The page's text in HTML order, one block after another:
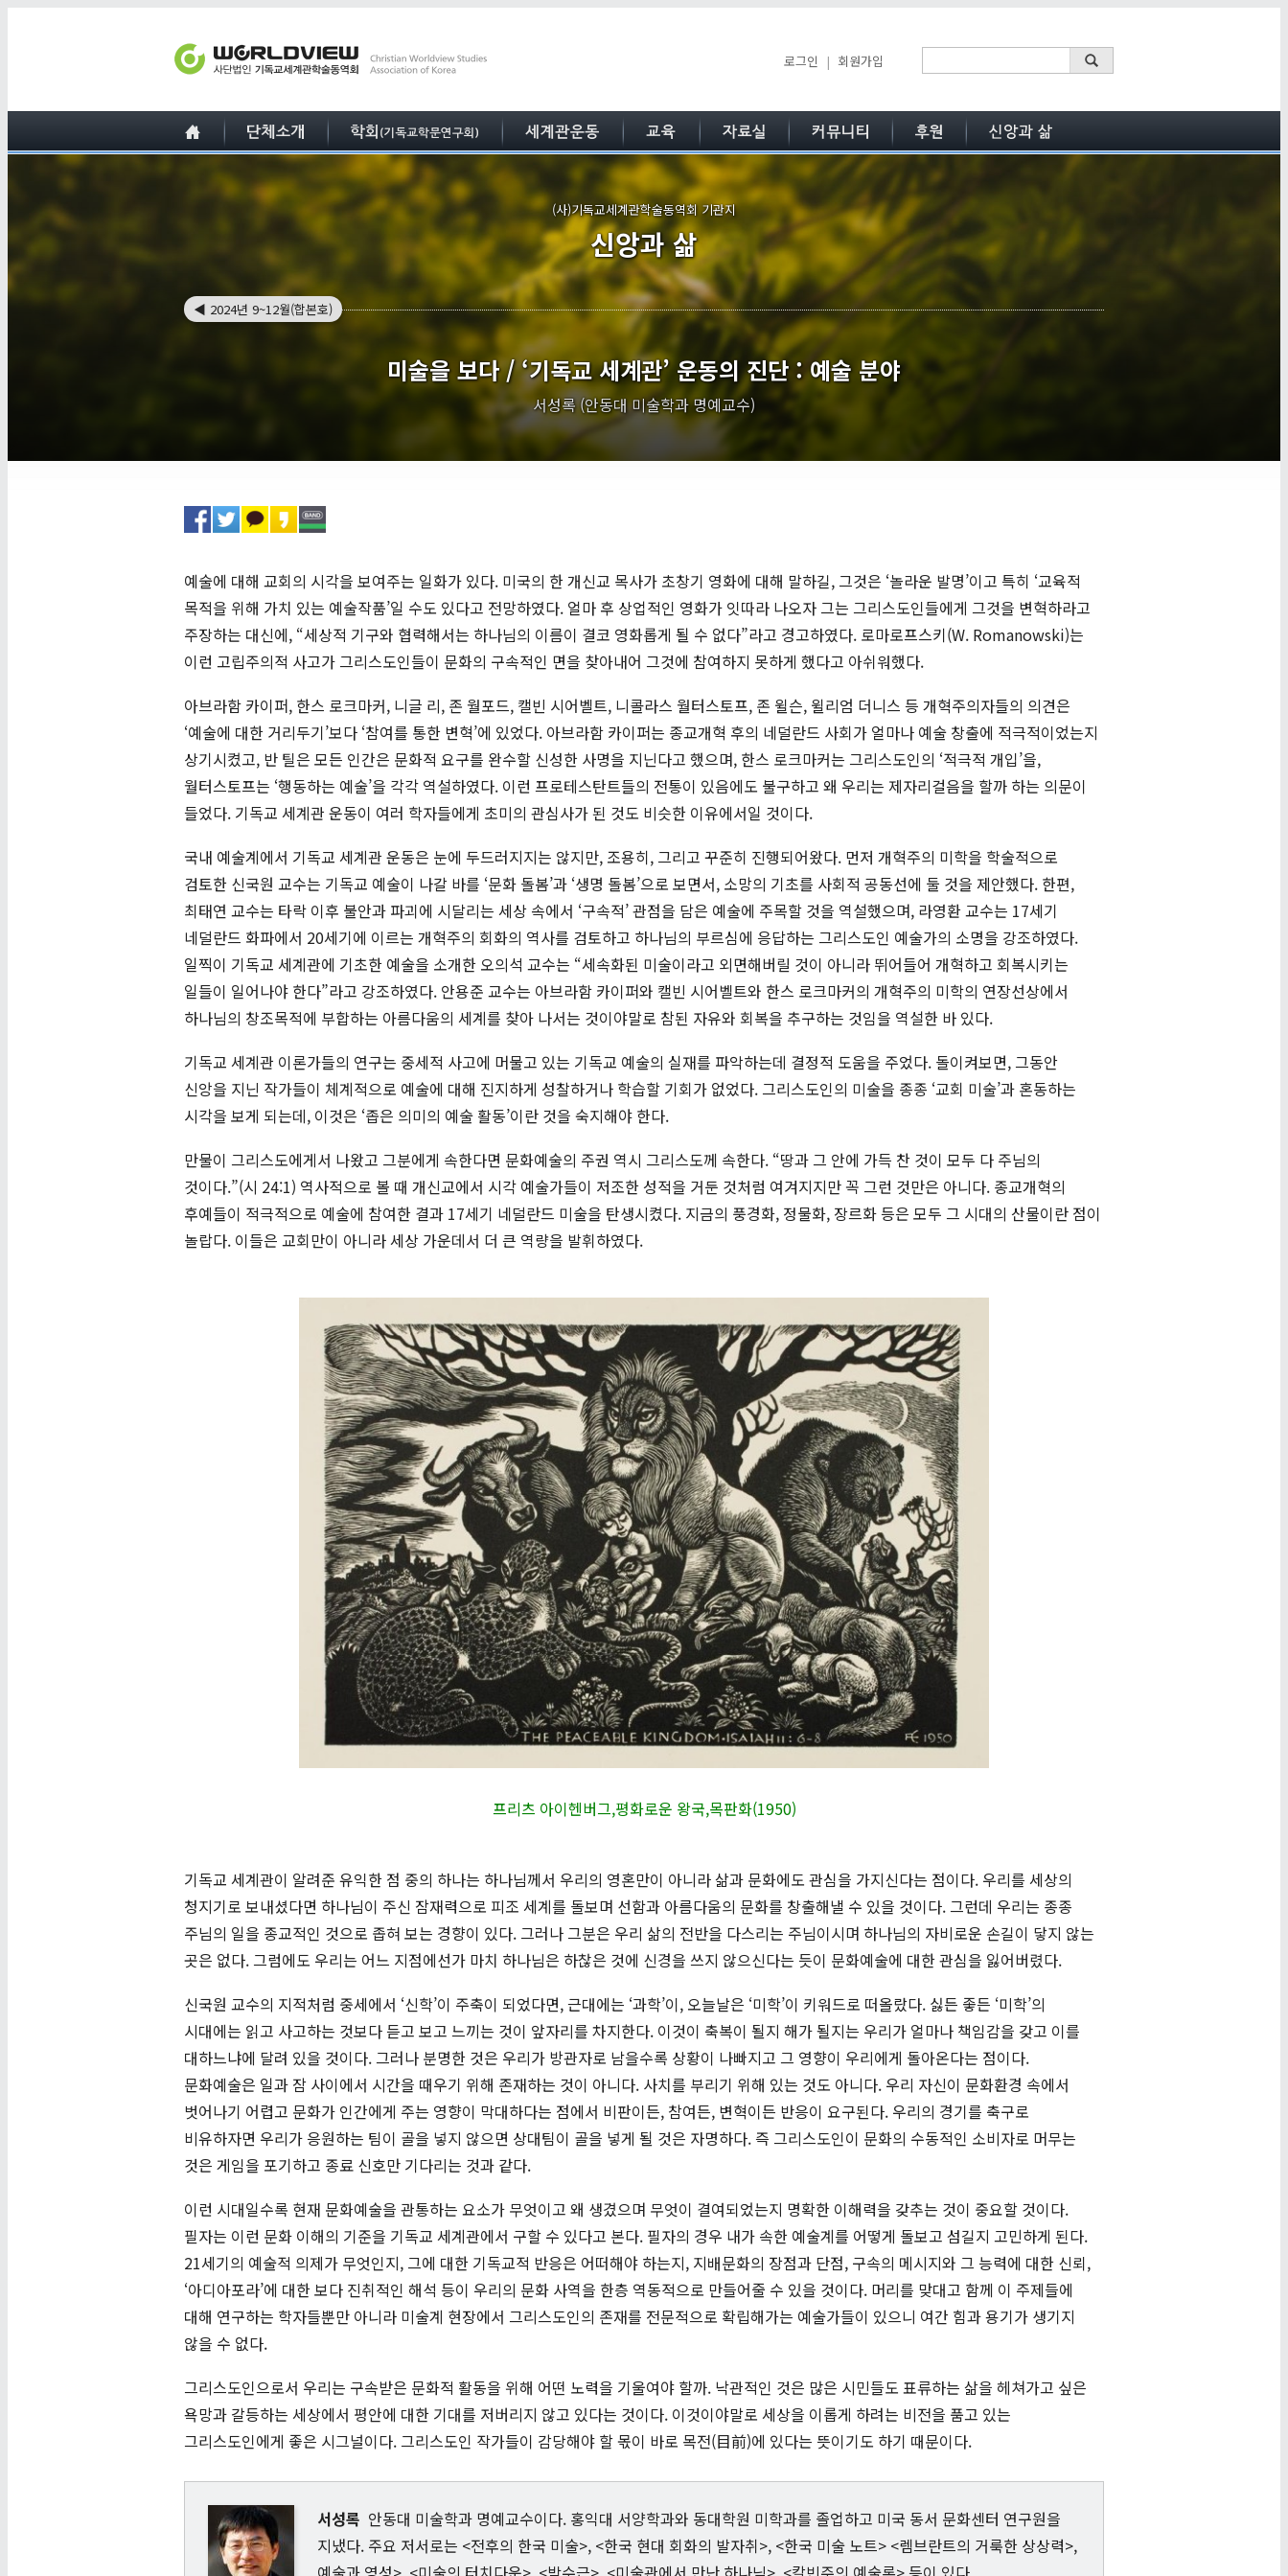
로그인 | 회원가입
(사)기독교세계관학술동역회 기관지
신앙과 삶
◀ 2024년 9~12월(합본호)
미술을 보다 / ‘기독교 세계관’ 운동의 진단 : 예술 분야
서성록 (안동대 미술학과 명예교수)
예술에 대해 교회의 시각을 보여주는 일화가 있다. 미국의 한 개신교 목사가 초창기 영화에 대해 말하길, 그것은 ‘놀라운 발명’이고 특히 ‘교육적
목적을 위해 가치 있는 예술작품’일 수도 있다고 전망하였다. 얼마 후 상업적인 영화가 잇따라 나오자 그는 그리스도인들에게 그것을 변혁하라고
주장하는 대신에, “세상적 기구와 협력해서는 하나님의 이름이 결코 영화롭게 될 수 없다”라고 경고하였다. 로마로프스키(W. Romanowski)는
이런 고립주의적 사고가 그리스도인들이 문화의 구속적인 면을 찾아내어 그것에 참여하지 못하게 했다고 아쉬워했다.
아브라함 카이퍼, 한스 로크마커, 니글 리, 존 월포드, 캘빈 시어벨트, 니콜라스 월터스토프, 존 윌슨, 윌리엄 더니스 등 개혁주의자들의 의견은
‘예술에 대한 거리두기’보다 ‘참여를 통한 변혁’에 있었다. 아브라함 카이퍼는 종교개혁 후의 네덜란드 사회가 얼마나 예술 창출에 적극적이었는지
상기시켰고, 반 틸은 모든 인간은 문화적 요구를 완수할 신성한 사명을 지닌다고 했으며, 한스 로크마커는 그리스도인의 ‘적극적 개입’을,
월터스토프는 ‘행동하는 예술’을 각각 역설하였다. 이런 프로테스탄트들의 전통이 있음에도 불구하고 왜 우리는 제자리걸음을 할까 하는 의문이
들었다. 기독교 세계관 운동이 여러 학자들에게 초미의 관심사가 된 것도 비슷한 이유에서일 것이다.
국내 예술계에서 기독교 세계관 운동은 눈에 두드러지지는 않지만, 조용히, 그리고 꾸준히 진행되어왔다. 먼저 개혁주의 미학을 학술적으로
검토한 신국원 교수는 기독교 예술이 나갈 바를 ‘문화 돌봄’과 ‘생명 돌봄’으로 보면서, 소망의 기초를 사회적 공동선에 둘 것을 제안했다. 한편,
최태연 교수는 타락 이후 불안과 파괴에 시달리는 세상 속에서 ‘구속적’ 관점을 담은 예술에 주목할 것을 역설했으며, 라영환 교수는 17세기
네덜란드 화파에서 20세기에 이르는 개혁주의 회화의 역사를 검토하고 하나님의 부르심에 응답하는 그리스도인 예술가의 소명을 강조하였다.
일찍이 기독교 세계관에 기초한 예술을 소개한 오의석 교수는 “세속화된 미술이라고 외면해버릴 것이 아니라 뛰어들어 개혁하고 회복시키는
일들이 일어나야 한다”라고 강조하였다. 안용준 교수는 아브라함 카이퍼와 캘빈 시어벨트와 한스 로크마커의 개혁주의 미학의 연장선상에서
하나님의 창조목적에 부합하는 아름다움의 세계를 찾아 나서는 것이야말로 참된 자유와 회복을 추구하는 것임을 역설한 바 있다.
기독교 세계관 이론가들의 연구는 중세적 사고에 머물고 있는 기독교 예술의 실재를 파악하는데 결정적 도움을 주었다. 돌이켜보면, 그동안
신앙을 지닌 작가들이 체계적으로 예술에 대해 진지하게 성찰하거나 학습할 기회가 없었다. 그리스도인의 미술을 종종 ‘교회 미술’과 혼동하는
시각을 보게 되는데, 이것은 ‘좁은 의미의 예술 활동’이란 것을 숙지해야 한다.
만물이 그리스도에게서 나왔고 그분에게 속한다면 문화예술의 주권 역시 그리스도께 속한다. “땅과 그 안에 가득 찬 것이 모두 다 주님의
것이다.”(시 24:1) 역사적으로 볼 때 개신교에서 시각 예술가들이 저조한 성적을 거둔 것처럼 여겨지지만 꼭 그런 것만은 아니다. 종교개혁의
후예들이 적극적으로 예술에 참여한 결과 17세기 네덜란드 미술을 탄생시켰다. 지금의 풍경화, 정물화, 장르화 등은 모두 그 시대의 산물이란 점이
놀랍다. 이들은 교회만이 아니라 세상 가운데서 더 큰 역량을 발휘하였다.
프리츠 아이헨버그,평화로운 왕국,목판화(1950)
기독교 세계관이 알려준 유익한 점 중의 하나는 하나님께서 우리의 영혼만이 아니라 삶과 문화에도 관심을 가지신다는 점이다. 우리를 세상의
청지기로 보내셨다면 하나님이 주신 잠재력으로 피조 세계를 돌보며 선함과 아름다움의 문화를 창출해낼 수 있을 것이다. 그런데 우리는 종종
주님의 일을 종교적인 것으로 좁혀 보는 경향이 있다. 그러나 그분은 우리 삶의 전반을 다스리는 주님이시며 하나님의 자비로운 손길이 닿지 않는
곳은 없다. 그럼에도 우리는 어느 지점에선가 마치 하나님은 하찮은 것에 신경을 쓰지 않으신다는 듯이 문화예술에 대한 관심을 잃어버렸다.
신국원 교수의 지적처럼 중세에서 ‘신학’이 주축이 되었다면, 근대에는 ‘과학’이, 오늘날은 ‘미학’이 키워드로 떠올랐다. 싫든 좋든 ‘미학’의
시대에는 읽고 사고하는 것보다 듣고 보고 느끼는 것이 앞자리를 차지한다. 이것이 축복이 될지 해가 될지는 우리가 얼마나 책임감을 갖고 이를
대하느냐에 달려 있을 것이다. 그러나 분명한 것은 우리가 방관자로 남을수록 상황이 나빠지고 그 영향이 우리에게 돌아온다는 점이다.
문화예술은 일과 잠 사이에서 시간을 때우기 위해 존재하는 것이 아니다. 사치를 부리기 위해 있는 것도 아니다. 우리 자신이 문화환경 속에서
벗어나기 어렵고 문화가 인간에게 주는 영향이 막대하다는 점에서 비판이든, 참여든, 변혁이든 반응이 요구된다. 우리의 경기를 축구로
비유하자면 우리가 응원하는 팀이 골을 넣지 않으면 상대팀이 골을 넣게 될 것은 자명하다. 즉 그리스도인이 문화의 수동적인 소비자로 머무는
것은 게임을 포기하고 종료 신호만 기다리는 것과 같다.
이런 시대일수록 현재 문화예술을 관통하는 요소가 무엇이고 왜 생겼으며 무엇이 결여되었는지 명확한 이해력을 갖추는 것이 중요할 것이다.
필자는 이런 문화 이해의 기준을 기독교 세계관에서 구할 수 있다고 본다. 필자의 경우 내가 속한 예술계를 어떻게 돌보고 섬길지 고민하게 된다.
21세기의 예술적 의제가 무엇인지, 그에 대한 기독교적 반응은 어떠해야 하는지, 지배문화의 장점과 단점, 구속의 메시지와 그 능력에 대한 신뢰,
‘아디아포라’에 대한 보다 진취적인 해석 등이 우리의 문화 사역을 한층 역동적으로 만들어줄 수 있을 것이다. 머리를 맞대고 함께 이 주제들에
대해 연구하는 학자들뿐만 아니라 미술계 현장에서 그리스도인의 존재를 전문적으로 확립해가는 예술가들이 있으니 여간 힘과 용기가 생기지
않을 수 없다.
그리스도인으로서 우리는 구속받은 문화적 활동을 위해 어떤 노력을 기울여야 할까. 낙관적인 것은 많은 시민들도 표류하는 삶을 헤쳐가고 싶은
욕망과 갈등하는 세상에서 평안에 대한 기대를 저버리지 않고 있다는 것이다. 이것이야말로 세상을 이롭게 하려는 비전을 품고 있는
그리스도인에게 좋은 시그널이다. 그리스도인 작가들이 감당해야 할 몫이 바로 목전(目前)에 있다는 뜻이기도 하기 때문이다.
서성록 안동대 미술학과 명예교수이다. 홍익대 서양학과와 동대학원 미학과를 졸업하고 미국 동서 문화센터 연구원을
지냈다. 주요 저서로는 <전후의 한국 미술>, <한국 현대 회화의 발자취>, <한국 미술 노트> <렘브란트의 거룩한 상상력>,